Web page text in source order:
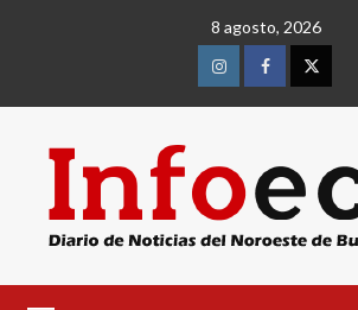
8 agosto, 2026
InstagramFacebookTwitter